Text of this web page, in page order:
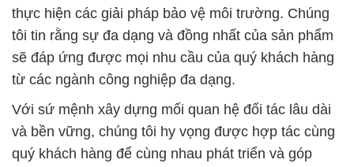
thực hiện các giải pháp bảo vệ môi trường. Chúng
tôi tin rằng sự đa dạng và đồng nhất của sản phẩm
sẽ đáp ứng được mọi nhu cầu của quý khách hàng
từ các ngành công nghiệp đa dạng.
Với sứ mệnh xây dựng mối quan hệ đối tác lâu dài
và bền vững, chúng tôi hy vọng được hợp tác cùng
quý khách hàng để cùng nhau phát triển và góp